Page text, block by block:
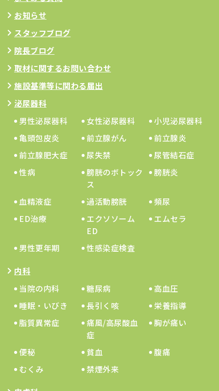
お知らせ
スタッフブログ
院長ブログ
取材に関するお問い合わせ
施設基準等に関わる届出
泌尿器科
男性泌尿器科
女性泌尿器科
小児泌尿器科
亀頭包皮炎
前立腺がん
前立腺炎
前立腺肥大症
尿失禁
尿管結石症
性病
膀胱のボトック
ス
膀胱炎
血精液症 過活動膀胱
頻尿
ED治療
エクソソーム
ED
エムセラ
男性更年期
性感染症検査
内科
当院の内科
糖尿病
高血圧
睡眠・いびき
長引く咳
栄養指導
脂質異常症
痛風/高尿酸血
症
胸が痛い
便秘 貧血
腹痛
むくみ
禁煙外来